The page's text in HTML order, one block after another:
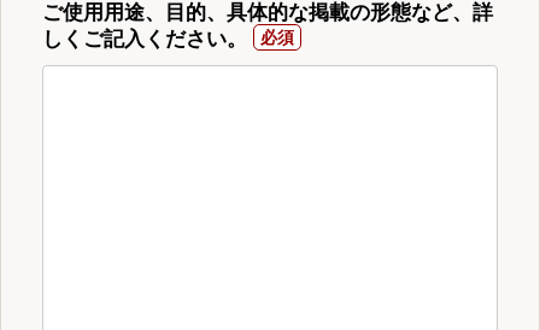
ご使用用途、目的、具体的な掲載の形態など、詳
しくご記入ください。